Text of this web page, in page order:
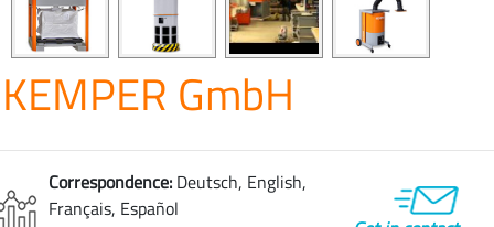
KEMPER GmbH
Correspondence: Deutsch, English,
Français, Español